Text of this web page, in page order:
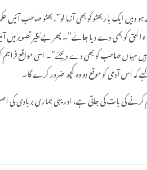
آوازیں آنے لگیں کہ، "جہاں پچھلے 24 سال سے سب کو باریاں دے رہے ہو وہیں ایک بار بھٹو کو
بھی دے دیا جائے”۔ پھر بےنظیر تصویر میں آئیں
صاحب کو بھی دے دیجئے”۔ اسی مواقع فراہم
کہ اس آدمی کو موقع دو وہ کچھ ضرور کرے گا۔
فراہم کرنے کی بات کی جاتی ہے، اور یہی ہماری